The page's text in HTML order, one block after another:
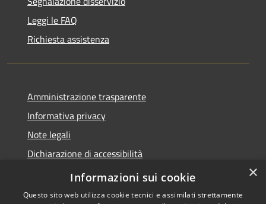
Leggi le FAQ
Richiesta assistenza
Amministrazione trasparente
Informativa privacy
Note legali
Dichiarazione di accessibilità
Whistleblowing
×
Informazioni sui cookie
Questo sito web utilizza cookie tecnici e assimilati strettamente